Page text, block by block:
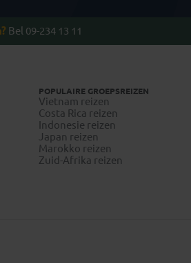
Bel 09-234 13 11
POPULAIRE GROEPSREIZEN
Vietnam reizen
Costa Rica reizen
Indonesie reizen
Japan reizen
Marokko reizen
Zuid-Afrika reizen